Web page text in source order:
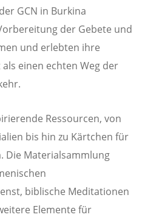
GCN in Burkina
der Gebete und
und erlebten ihre
einen echten Weg der
Ressourcen, von
bis hin zu Kärtchen für
Die Materialsammlung
biblische Meditationen
Elemente für